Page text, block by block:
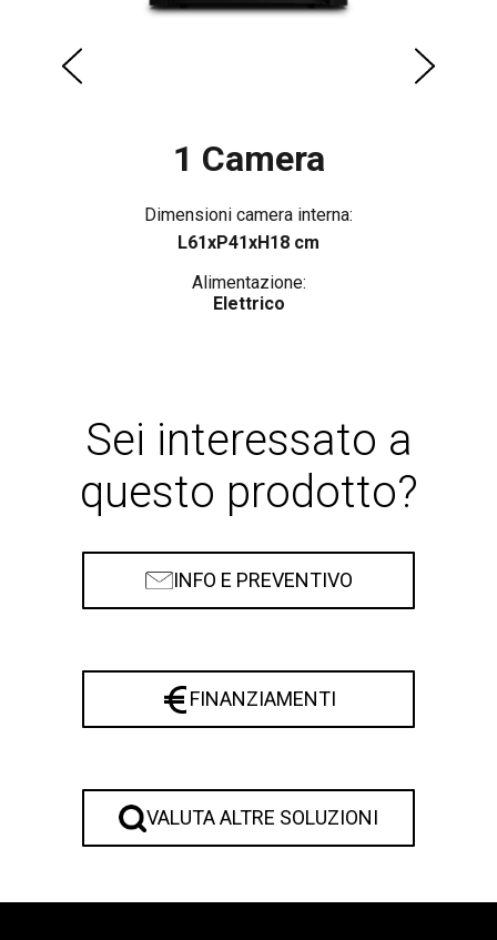
1 Camera
Dimensioni camera interna:
L61xP41xH18 cm
Alimentazione:
Elettrico
Sei interessato a
questo prodotto?
INFO E PREVENTIVO
FINANZIAMENTI
VALUTA ALTRE SOLUZIONI